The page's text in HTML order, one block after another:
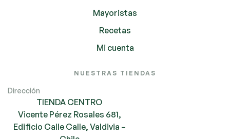
Mayoristas
Recetas
Mi cuenta
NUESTRAS TIENDAS
Dirección
TIENDA CENTRO
Vicente Pérez Rosales 681,
Edificio Calle Calle, Valdivia –